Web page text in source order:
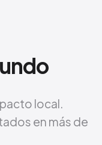
local.
en más de